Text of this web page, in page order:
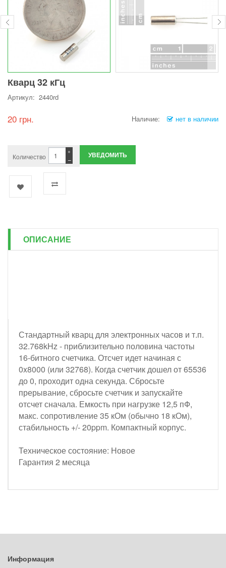
Кварц 32 кГц
Артикул: 2440rd
20 грн. Наличие: нет в наличии
Количество −
+ УВЕДОМИТЬ
ОПИСАНИЕ
Стандартный кварц для электронных часов и т.п.
32.768kHz - приблизительно половина частоты
16-битного счетчика. Отсчет идет начиная с
0x8000 (или 32768). Когда счетчик дошел от 65536
до 0, проходит одна секунда. Сбросьте
прерывание, сбросьте счетчик и запускайте
отсчет сначала. Емкость при нагрузке 12,5 пФ,
макс. сопротивление 35 кОм (обычно 18 кОм),
стабильность +/- 20ppm. Компактный корпус.
Техническое состояние: Новое
Гарантия 2 месяца
Информация